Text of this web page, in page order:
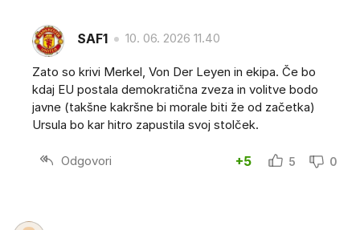
SAF1 10. 06. 2026 11.40
Zato so krivi Merkel, Von Der Leyen in ekipa. Če bo
kdaj EU postala demokratična zveza in volitve bodo
javne (takšne kakršne bi morale biti že od začetka)
Ursula bo kar hitro zapustila svoj stolček.
Odgovori +5 5 0